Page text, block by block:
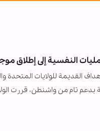
النفسية إلى إطلاق
القديمة للولايات
بدعم تام من واشنطن، قررت